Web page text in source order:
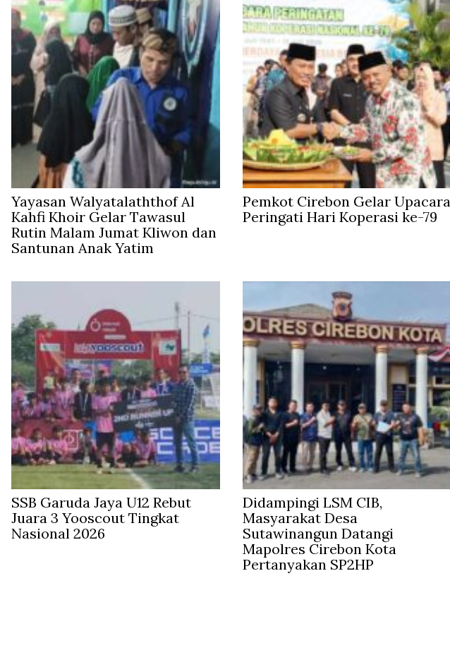
Yayasan Walyatalaththof Al
Kahfi Khoir Gelar Tawasul
Rutin Malam Jumat Kliwon dan
Santunan Anak Yatim
Pemkot Cirebon Gelar Upacara
Peringati Hari Koperasi ke-79
SSB Garuda Jaya U12 Rebut
Juara 3 Yooscout Tingkat
Nasional 2026
Didampingi LSM CIB,
Masyarakat Desa
Sutawinangun Datangi
Mapolres Cirebon Kota
Pertanyakan SP2HP